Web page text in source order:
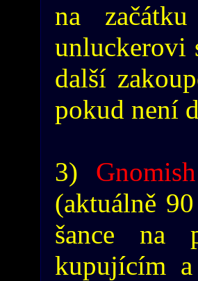
na
unluckerovi
další
pokud není
3)
(aktuálně
šance na
kupujícím